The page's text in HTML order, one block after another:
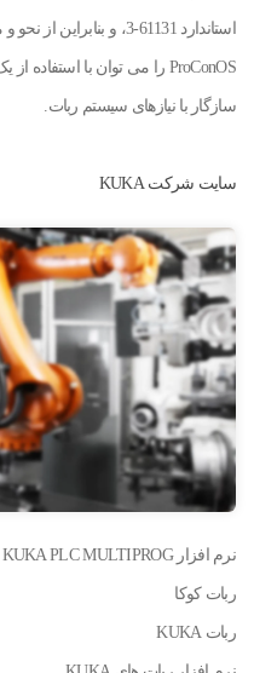
استاندارد 61131-3، و بنابراین از نحو و معناشناسی استاندارد شده استفاده می کند.
ProConOS را می توان با استفاده از یک فایل اولیه پیکربندی کرد و می تواند
سازگار با نیازهای سیستم ربات.
سایت شرکت KUKA
نرم افزار KUKA PLC MULTIPROG
ربات کوکا
ربات KUKA